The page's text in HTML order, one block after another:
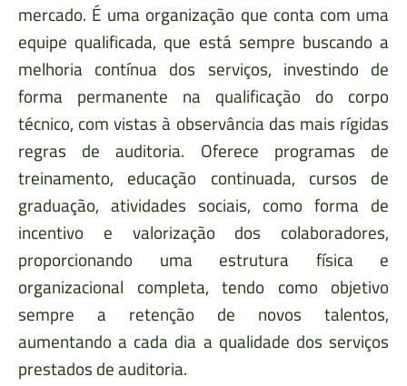
mercado. É uma organização que conta com uma
equipe qualificada, que está sempre buscando a
melhoria contínua dos serviços, investindo de
forma permanente na qualificação do corpo
técnico, com vistas à observância das mais rígidas
regras de auditoria. Oferece programas de
treinamento, educação continuada, cursos de
graduação, atividades sociais, como forma de
incentivo e valorização dos colaboradores,
proporcionando uma estrutura física e
organizacional completa, tendo como objetivo
sempre a retenção de novos talentos,
aumentando a cada dia a qualidade dos serviços
prestados de auditoria.